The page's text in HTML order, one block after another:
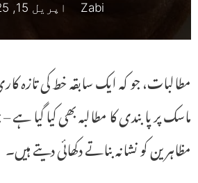
Zabi اپریل 15, 2025
مطالبات، جو کہ ایک سابقہ ​​خط کی
ماسک پر پابندی کا مطالبہ بھی کیا گیا ہے
مظاہرین کو نشانہ بناتے دکھائی دیتے ہیں۔